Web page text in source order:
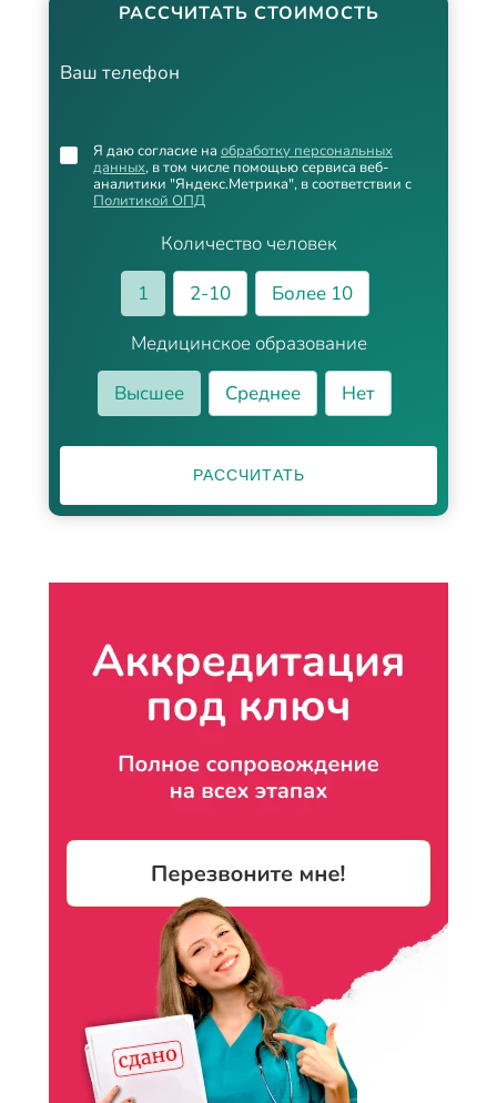
РАССЧИТАТЬ СТОИМОСТЬ
Ваш телефон
Количество человек
1
2-10
Более 10
Медицинское образование
Высшее
Среднее Нет
Я даю согласие на обработку персональных
данных, в том числе помощью сервиса веб-
аналитики "Яндекс.Метрика", в соответствии с
Политикой ОПД
РАССЧИТАТЬ